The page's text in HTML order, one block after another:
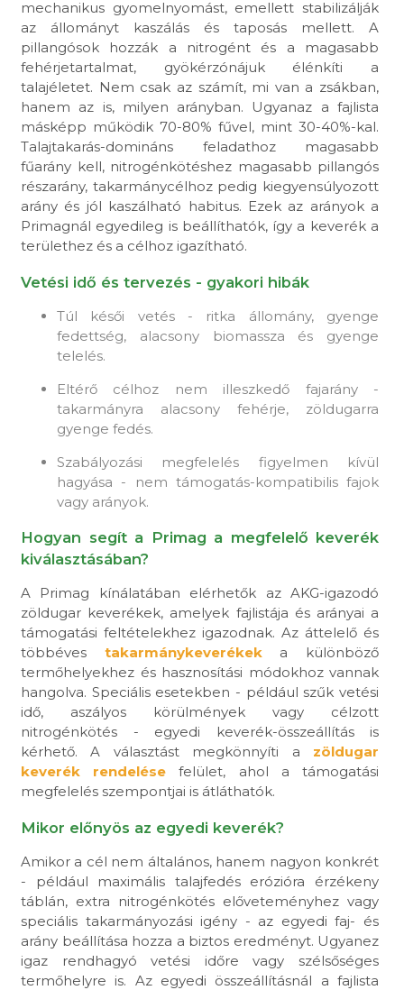
mechanikus gyomelnyomást, emellett stabilizálják
az állományt kaszálás és taposás mellett. A
pillangósok hozzák a nitrogént és a magasabb
fehérjetartalmat, gyökérzónájuk élénkíti a
talajéletet. Nem csak az számít, mi van a zsákban,
hanem az is, milyen arányban. Ugyanaz a fajlista
másképp működik 70-80% fűvel, mint 30-40%-kal.
Talajtakarás-domináns feladathoz magasabb
fűarány kell, nitrogénkötéshez magasabb pillangós
részarány, takarmánycélhoz pedig kiegyensúlyozott
arány és jól kaszálható habitus. Ezek az arányok a
Primagnál egyedileg is beállíthatók, így a keverék a
területhez és a célhoz igazítható.
Vetési idő és tervezés - gyakori hibák
Túl késői vetés - ritka állomány, gyenge
fedettség, alacsony biomassza és gyenge
telelés.
Eltérő célhoz nem illeszkedő fajarány -
takarmányra alacsony fehérje, zöldugarra
gyenge fedés.
Szabályozási megfelelés figyelmen kívül
hagyása - nem támogatás-kompatibilis fajok
vagy arányok.
Hogyan segít a Primag a megfelelő keverék
kiválasztásában?
A Primag kínálatában elérhetők az AKG-igazodó
zöldugar keverékek, amelyek fajlistája és arányai a
támogatási feltételekhez igazodnak. Az áttelelő és
többéves takarmánykeverékeka különböző
termőhelyekhez és hasznosítási módokhoz vannak
hangolva. Speciális esetekben - például szűk vetési
idő, aszályos körülmények vagy célzott
nitrogénkötés - egyedi keverék-összeállítás is
kérhető. A választást megkönnyíti a zöldugar
keverék rendelése felület, ahol a támogatási
megfelelés szempontjai is átláthatók.
Mikor előnyös az egyedi keverék?
Amikor a cél nem általános, hanem nagyon konkrét
- például maximális talajfedés erózióra érzékeny
táblán, extra nitrogénkötés előveteményhez vagy
speciális takarmányozási igény - az egyedi faj- és
arány beállítása hozza a biztos eredményt. Ugyanez
igaz rendhagyó vetési időre vagy szélsőséges
termőhelyre is. Az egyedi összeállításnál a fajlista